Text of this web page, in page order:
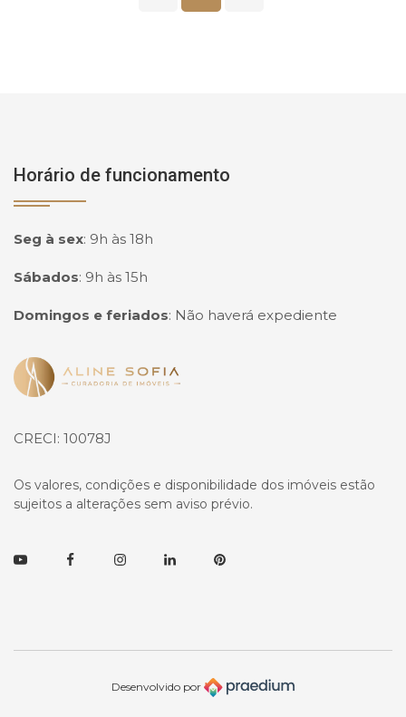
Horário de funcionamento
Seg à sex: 9h às 18h
Sábados: 9h às 15h
Domingos e feriados: Não haverá expediente
Página inicial
CRECI: 10078J
Os valores, condições e disponibilidade dos imóveis estão
sujeitos a alterações sem aviso prévio.
YoutubeFacebookInstagramLinkedinPinterest
Desenvolvido por